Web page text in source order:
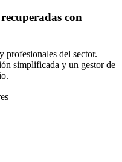
con
profesionales del sector.
simplificada y un gestor de